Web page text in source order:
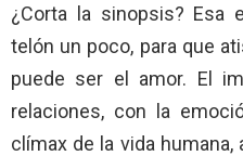
¿Corta la sinopsis? Esa
telón un poco, para que
puede ser el amor. El
relaciones, con la
clímax de la vida